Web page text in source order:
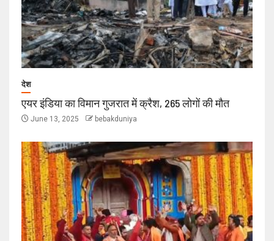
देश
एयर इंडिया का विमान गुजरात में क्रैश, 265 लोगों की मौत
June 13, 2025 bebakduniya